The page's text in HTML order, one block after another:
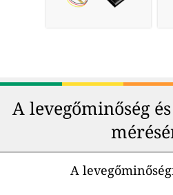
A levegőminőség
A